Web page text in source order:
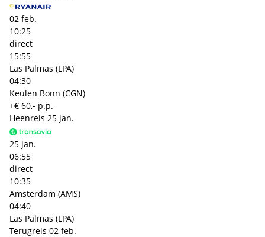
02 feb.
10:25
direct
15:55
Las Palmas (LPA)
04:30
Keulen Bonn (CGN)
+€ 60,- p.p.
Heenreis 25 jan.
25 jan.
06:55
direct
10:35
Amsterdam (AMS)
04:40
Las Palmas (LPA)
Terugreis 02 feb.